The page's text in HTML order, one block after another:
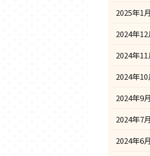
2025年1月
2024年12
2024年11
2024年10
2024年9月
2024年7月
2024年6月